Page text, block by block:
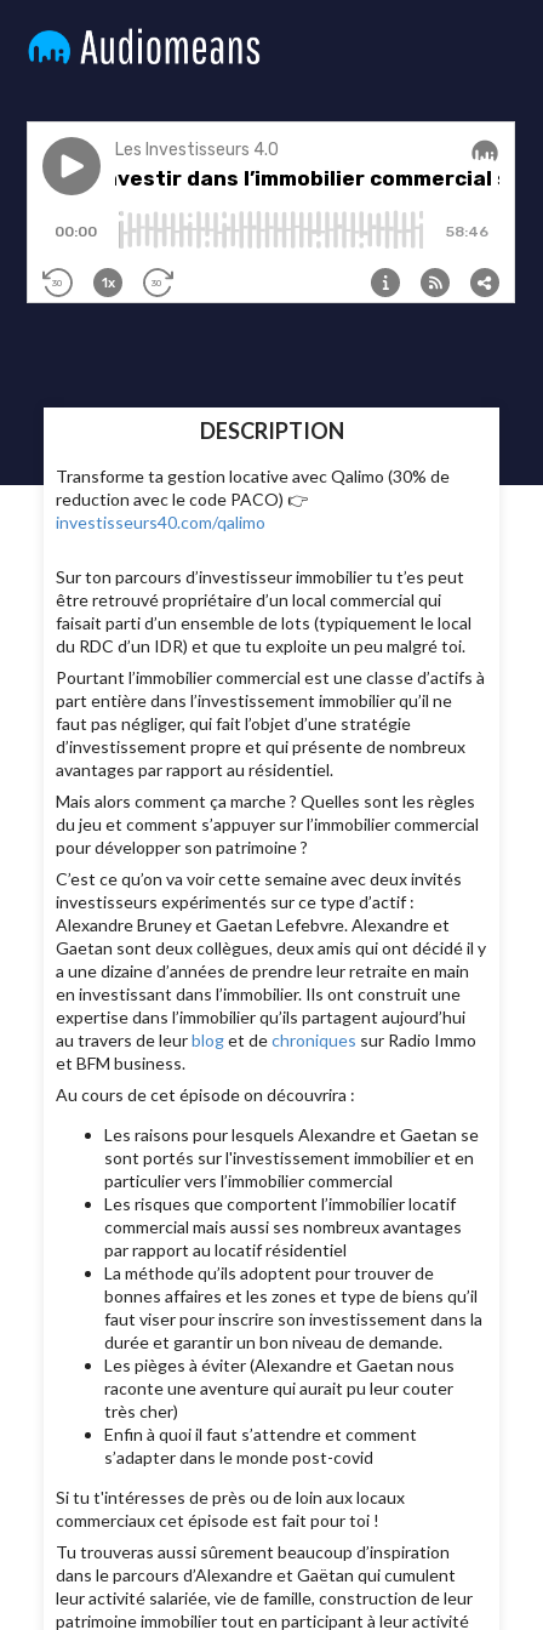
DESCRIPTION
Transforme ta gestion locative avec Qalimo (30% de
reduction avec le code PACO) 👉
investisseurs40.com/qalimo
Sur ton parcours d’investisseur immobilier tu t’es peut
être retrouvé propriétaire d’un local commercial qui
faisait parti d’un ensemble de lots (typiquement le local
du RDC d’un IDR) et que tu exploite un peu malgré toi.
Pourtant l’immobilier commercial est une classe d’actifs à
part entière dans l’investissement immobilier qu’il ne
faut pas négliger, qui fait l’objet d’une stratégie
d’investissement propre et qui présente de nombreux
avantages par rapport au résidentiel.
Mais alors comment ça marche ? Quelles sont les règles
du jeu et comment s’appuyer sur l’immobilier commercial
pour développer son patrimoine ?
C’est ce qu’on va voir cette semaine avec deux invités
investisseurs expérimentés sur ce type d’actif :
Alexandre Bruney et Gaetan Lefebvre. Alexandre et
Gaetan sont deux collègues, deux amis qui ont décidé il y
a une dizaine d’années de prendre leur retraite en main
en investissant dans l’immobilier. Ils ont construit une
expertise dans l’immobilier qu’ils partagent aujourd’hui
au travers de leurbloget dechroniques sur Radio Immo
et BFM business.
Au cours de cet épisode on découvrira :
Les raisons pour lesquels Alexandre et Gaetan se
sont portés sur l'investissement immobilier et en
particulier vers l’immobilier commercial
Les risques que comportent l’immobilier locatif
commercial mais aussi ses nombreux avantages
par rapport au locatif résidentiel
La méthode qu’ils adoptent pour trouver de
bonnes affaires et les zones et type de biens qu’il
faut viser pour inscrire son investissement dans la
durée et garantir un bon niveau de demande.
Les pièges à éviter (Alexandre et Gaetan nous
raconte une aventure qui aurait pu leur couter
très cher)
Enfin à quoi il faut s’attendre et comment
s’adapter dans le monde post-covid
Si tu t'intéresses de près ou de loin aux locaux
commerciaux cet épisode est fait pour toi !
Tu trouveras aussi sûrement beaucoup d’inspiration
dans le parcours d’Alexandre et Gaëtan qui cumulent
leur activité salariée, vie de famille, construction de leur
patrimoine immobilier tout en participant à leur activité